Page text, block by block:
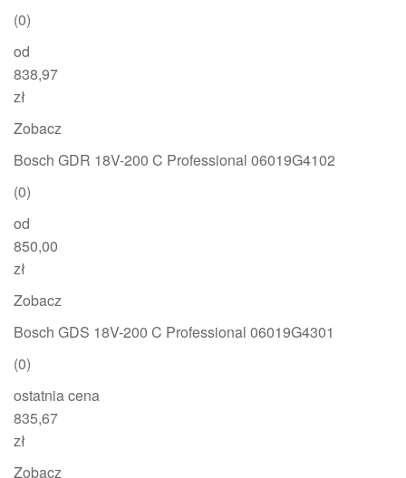
(0)
od
838,97
zł
Zobacz
Bosch GDR 18V-200 C Professional 06019G4102
(0)
od
850,00
zł
Zobacz
Bosch GDS 18V-200 C Professional 06019G4301
(0)
ostatnia cena
835,67
zł
Zobacz